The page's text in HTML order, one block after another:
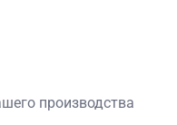
производства